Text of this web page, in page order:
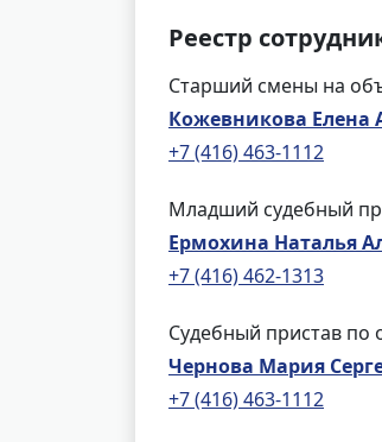
Реестр
Старший смены на
Кожевникова Елена
+7 (416) 463-1112
Младший судебный
Ермохина Наталья
+7 (416) 462-1313
Судебный пристав по
Чернова Мария
+7 (416) 463-1112